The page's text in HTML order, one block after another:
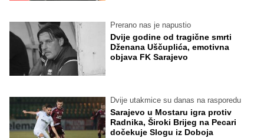
Prerano nas je napustio
Dvije godine od tragične smrti
Dženana Uščuplića, emotivna
objava FK Sarajevo
Dvije utakmice su danas na rasporedu
Sarajevo u Mostaru igra protiv
Radnika, Široki Brijeg na Pecari
dočekuje Slogu iz Doboja